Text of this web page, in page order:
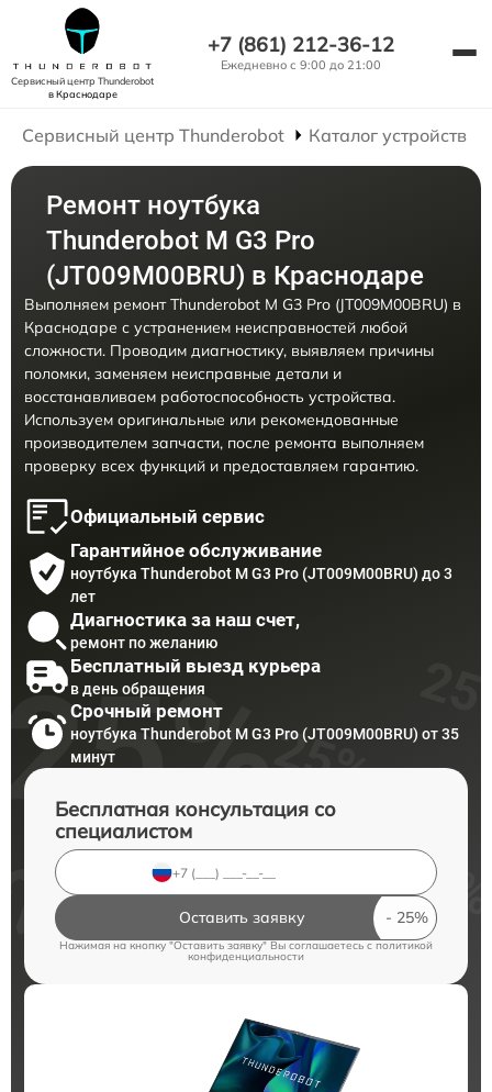
Сервисный центр Thunderobot
в Краснодаре
+7 (861) 212-36-12
Ежедневно с 9:00 до 21:00
Сервисный центр Thunderobot Каталог устройств
Ремонт ноутбука
Thunderobot M G3 Pro
(JT009M00BRU) в Краснодаре
Выполняем ремонт Thunderobot M G3 Pro (JT009M00BRU) в
Краснодаре с устранением неисправностей любой
сложности. Проводим диагностику, выявляем причины
поломки, заменяем неисправные детали и
восстанавливаем работоспособность устройства.
Используем оригинальные или рекомендованные
производителем запчасти, после ремонта выполняем
проверку всех функций и предоставляем гарантию.
Официальный сервис
Гарантийное обслуживание
ноутбука Thunderobot M G3 Pro (JT009M00BRU) до 3
лет
Диагностика за наш счет,
ремонт по желанию
Бесплатный выезд курьера
в день обращения
Срочный ремонт
ноутбука Thunderobot M G3 Pro (JT009M00BRU) от 35
минут
Бесплатная консультация со
специалистом
Оставить заявку
Нажимая на кнопку "Оставить заявку" Вы соглашаетесь cполитикой
конфиденциальности